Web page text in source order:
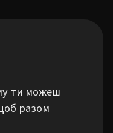
ти можеш
разом